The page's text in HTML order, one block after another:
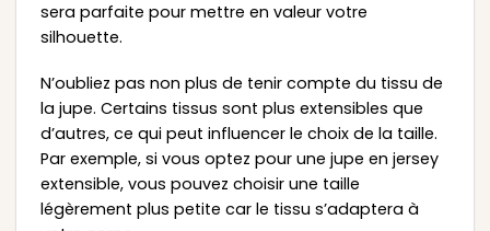
sera parfaite pour mettre en valeur votre
silhouette.
N’oubliez pas non plus de tenir compte du tissu de
la jupe. Certains tissus sont plus extensibles que
d’autres, ce qui peut influencer le choix de la taille.
Par exemple, si vous optez pour une jupe en jersey
extensible, vous pouvez choisir une taille
légèrement plus petite car le tissu s’adaptera à